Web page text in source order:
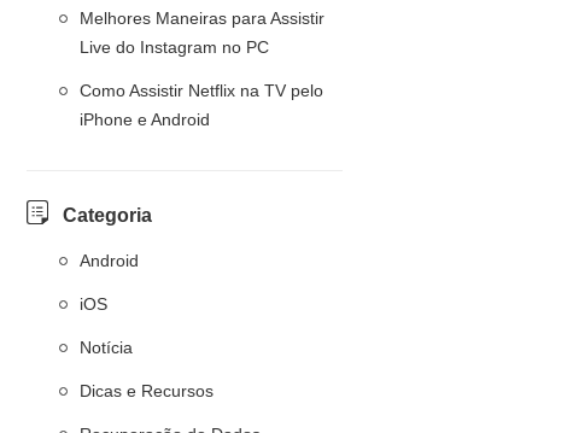
Melhores Maneiras para Assistir
Live do Instagram no PC
Como Assistir Netflix na TV pelo
iPhone e Android
Categoria
Android
iOS
Notícia
Dicas e Recursos